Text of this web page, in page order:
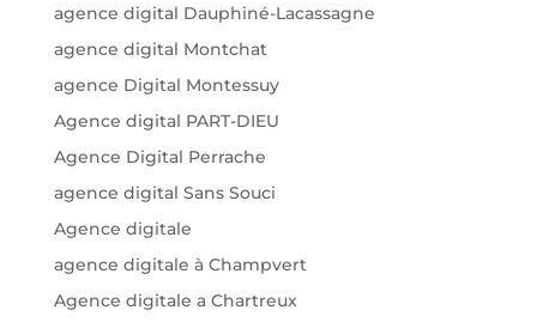
agence digital Dauphiné-Lacassagne
agence digital Montchat
agence Digital Montessuy
Agence digital PART-DIEU
Agence Digital Perrache
agence digital Sans Souci
Agence digitale
agence digitale à Champvert
Agence digitale a Chartreux